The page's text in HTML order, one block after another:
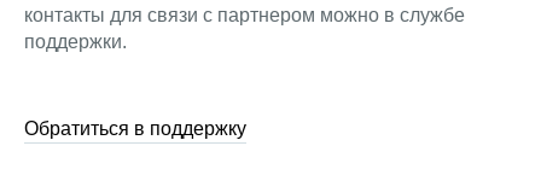
контакты для связи с партнером можно в службе
поддержки.
Обратиться в поддержку